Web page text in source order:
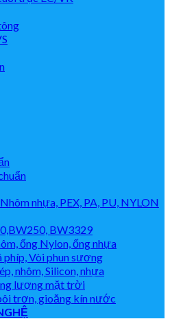
nhựa, PEX, PA, PU, NYLON
BW3329
ống Nylon, ống nhựa
phíp, Vòi phun sương
nhôm, Silicon, nhựa
lượng mặt trời
trơn, gioăng kín nước